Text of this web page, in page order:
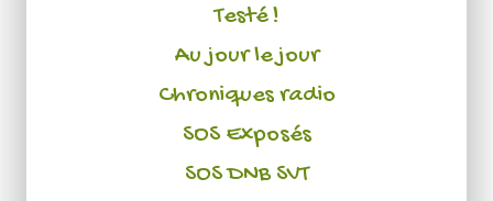
Testé !
Au jour le jour
Chroniques radio
SOS Exposés
SOS DNB SVT